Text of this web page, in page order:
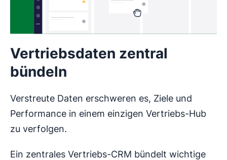
Vertriebsdaten zentral
bündeln
Verstreute Daten erschweren es, Ziele und
Performance in einem einzigen Vertriebs-Hub
zu verfolgen.
Ein zentrales Vertriebs-CRM bündelt wichtige